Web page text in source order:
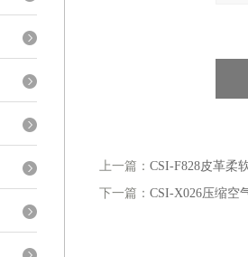
上一篇： CSI-F828皮革柔
下一篇： CSI-X026压缩空